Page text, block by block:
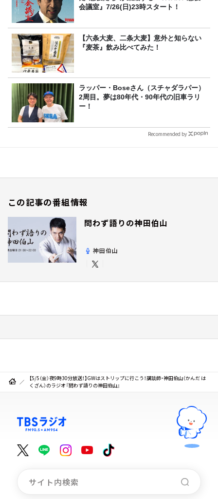
会議室』7/26(日)23時スタート！
【六条大麦、二条大麦】意外と知らない
『麦茶』飲み比べてみた！
ラッパー・Boseさん（スチャダラパー）
2周目。夢は80年代・90年代の旧車ラリ
ー！
Recommended by
この記事の番組情報
問わず語りの神田伯山
神田伯山
【5/5（金）夜9時30分放送！】GWはストリップに行こう！講談師・神田伯山（かんだ は
くざん）のラジオ『問わず語りの神田伯山』